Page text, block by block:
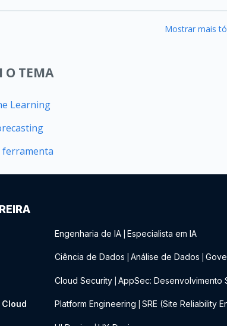
Mostrar mais
O TEMA
Learning
ferramenta
Engenharia de IA Especialista em IA
Ciência de Dados Análise de Dados
Cloud Security AppSec: Desenvolvimento
Platform Engineering SRE (Site Reliability